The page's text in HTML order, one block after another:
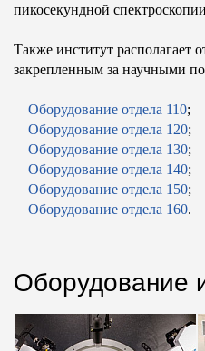
пикосекундной
Также институт располагает
закрепленным за научными
Оборудование отдела 110;
Оборудование отдела 120;
Оборудование отдела 130;
Оборудование отдела 140;
Оборудование отдела 150;
Оборудование отдела 160.
Оборудование